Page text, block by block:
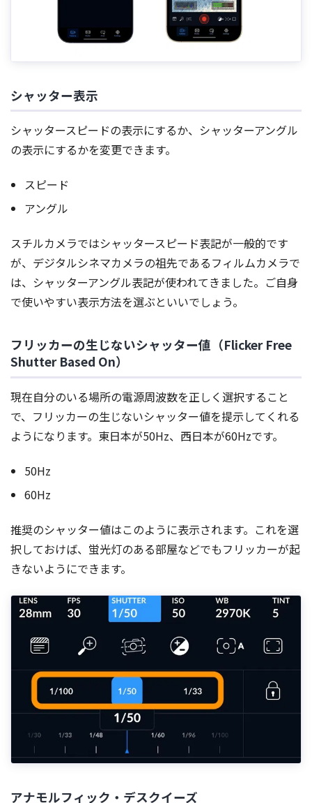
シャッター表示
シャッタースピードの表示にするか、シャッターアングル
の表示にするかを変更できます。
スピード
アングル
スチルカメラではシャッタースピード表記が一般的です
が、デジタルシネマカメラの祖先であるフィルムカメラで
は、シャッターアングル表記が使われてきました。ご自身
で使いやすい表示方法を選ぶといいでしょう。
フリッカーの生じないシャッター値（Flicker Free
Shutter Based On）
現在自分のいる場所の電源周波数を正しく選択すること
で、フリッカーの生じないシャッター値を提示してくれる
ようになります。東日本が50Hz、西日本が60Hzです。
50Hz
60Hz
推奨のシャッター値はこのように表示されます。これを選
択しておけば、蛍光灯のある部屋などでもフリッカーが起
きないようにできます。
アナモルフィック・デスクイーズ